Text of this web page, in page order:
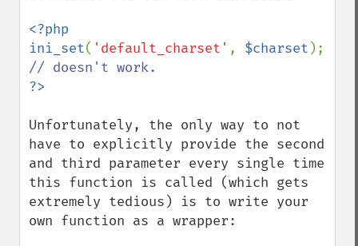
<?php
ini_set( 'default_charset' , $charset
Unfortunately, the only way to not
have to explicitly provide the second
and third parameter every single time
this function is called (which gets
extremely tedious) is to write your
own function as a wrapper: